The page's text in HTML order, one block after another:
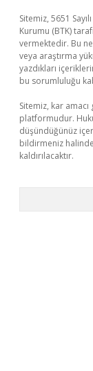
Sitemiz, 5651
Kurumu (BTK)
vermektedir. Bu
veya araştırma
yazdıkları
bu sorumluluğu
Sitemiz, kar
platformudur.
düşündüğünüz
bildirmeniz
kaldırılacaktır.